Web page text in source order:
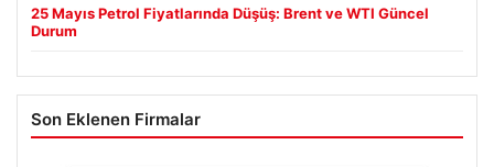
25 Mayıs Petrol Fiyatlarında Düşüş: Brent ve WTI Güncel
Durum
Son Eklenen Firmalar